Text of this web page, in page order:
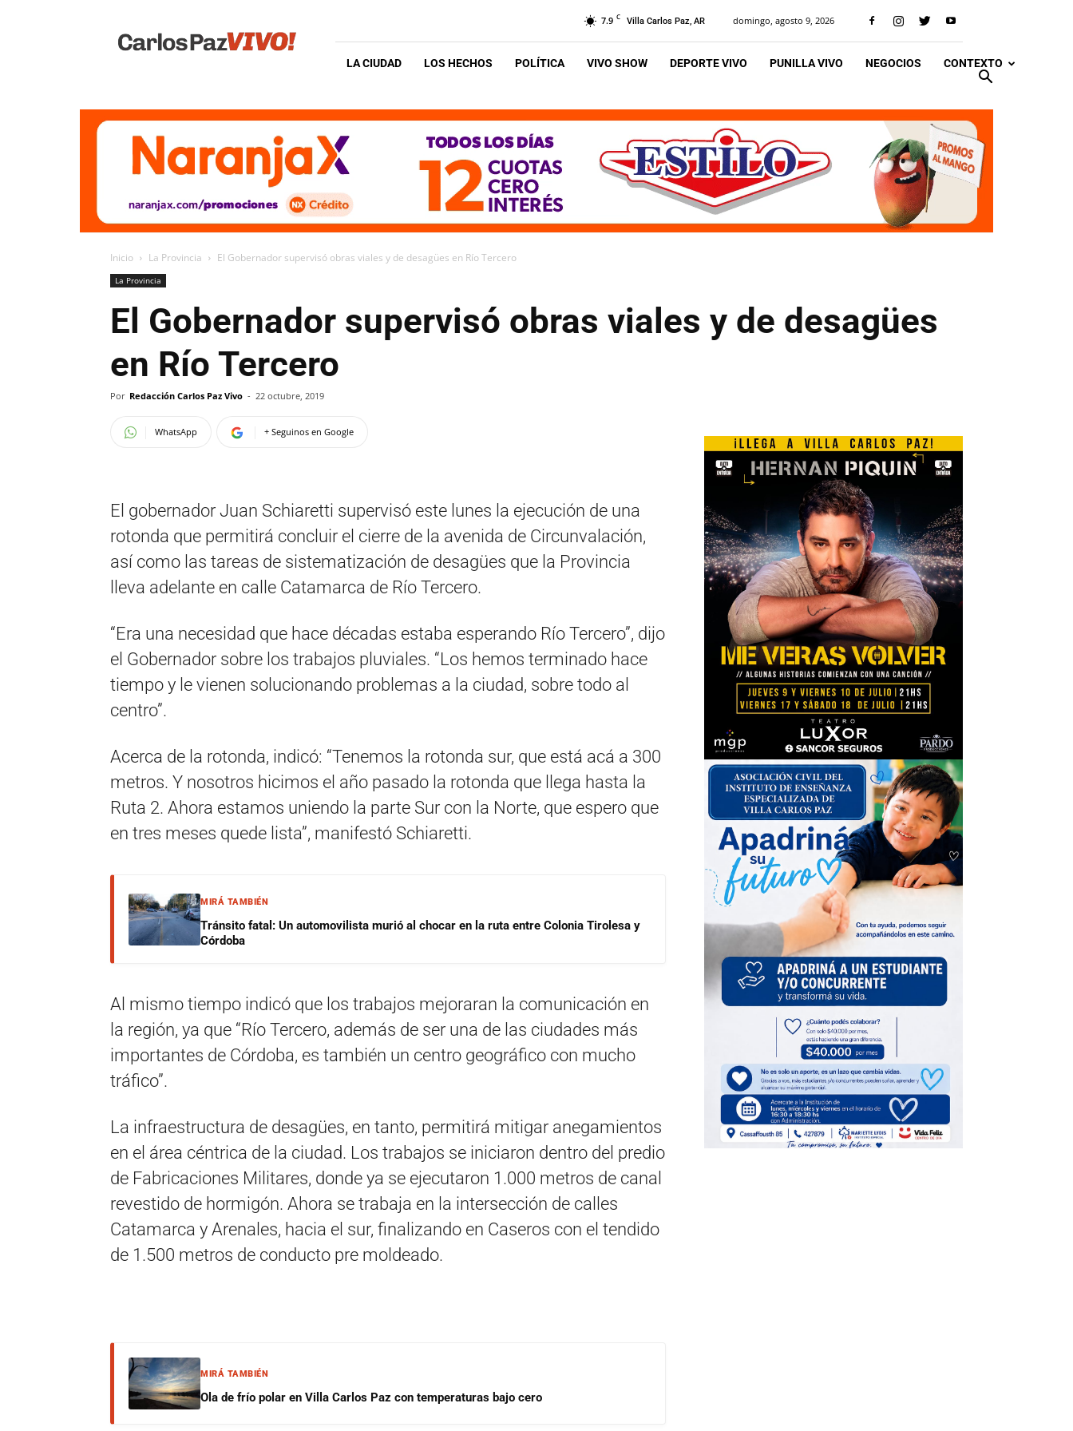
Vivo
7.9 C Villa Carlos Paz, AR domingo, agosto 9, 2026
LA CIUDAD LOS HECHOS POLÍTICA VIVO SHOW DEPORTE VIVO PUNILLA VIVO NEGOCIOS CONTEXTO
Inicio La Provincia El Gobernador supervisó obras viales y de desagües en Río Tercero
La Provincia
El Gobernador supervisó obras viales y de desagües
en Río Tercero
Por Redacción Carlos Paz Vivo - 22 octubre, 2019
WhatsApp + Seguinos en Google
El gobernador Juan Schiaretti supervisó este lunes la ejecución de una
rotonda que permitirá concluir el cierre de la avenida de Circunvalación,
así como las tareas de sistematización de desagües que la Provincia
lleva adelante en calle Catamarca de Río Tercero.
“Era una necesidad que hace décadas estaba esperando Río Tercero”, dijo
el Gobernador sobre los trabajos pluviales. “Los hemos terminado hace
tiempo y le vienen solucionando problemas a la ciudad, sobre todo al
centro”.
Acerca de la rotonda, indicó: “Tenemos la rotonda sur, que está acá a 300
metros. Y nosotros hicimos el año pasado la rotonda que llega hasta la
Ruta 2. Ahora estamos uniendo la parte Sur con la Norte, que espero que
en tres meses quede lista”, manifestó Schiaretti.
MIRÁ TAMBIÉN
Tránsito fatal: Un automovilista murió al chocar en la ruta entre Colonia Tirolesa y
Córdoba
Al mismo tiempo indicó que los trabajos mejoraran la comunicación en
la región, ya que “Río Tercero, además de ser una de las ciudades más
importantes de Córdoba, es también un centro geográfico con mucho
tráfico”.
La infraestructura de desagües, en tanto, permitirá mitigar anegamientos
en el área céntrica de la ciudad. Los trabajos se iniciaron dentro del predio
de Fabricaciones Militares, donde ya se ejecutaron 1.000 metros de canal
revestido de hormigón. Ahora se trabaja en la intersección de calles
Catamarca y Arenales, hacia el sur, finalizando en Caseros con el tendido
de 1.500 metros de conducto pre moldeado.
MIRÁ TAMBIÉN
Ola de frío polar en Villa Carlos Paz con temperaturas bajo cero